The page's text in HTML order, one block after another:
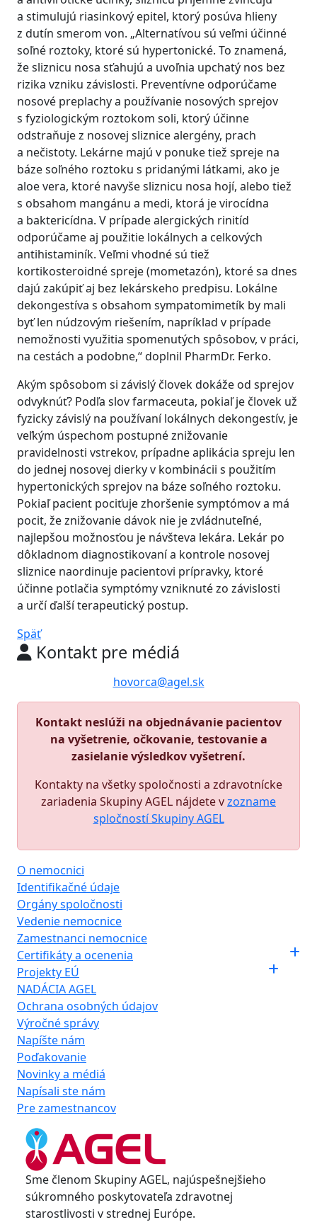
a stimulujú riasinkový epitel, ktorý posúva hlieny
z dutín smerom von. „Alternatívou sú veľmi účinné
soľné roztoky, ktoré sú hypertonické. To znamená,
že sliznicu nosa sťahujú a uvoľnia upchatý nos bez
rizika vzniku závislosti. Preventívne odporúčame
nosové preplachy a používanie nosových sprejov
s fyziologickým roztokom soli, ktorý účinne
odstraňuje z nosovej sliznice alergény, prach
a nečistoty. Lekárne majú v ponuke tiež spreje na
báze soľného roztoku s pridanými látkami, ako je
aloe vera, ktoré navyše sliznicu nosa hojí, alebo tiež
s obsahom mangánu a medi, ktorá je virocídna
a baktericídna. V prípade alergických rinitíd
odporúčame aj použitie lokálnych a celkových
antihistaminík. Veľmi vhodné sú tiež
kortikosteroidné spreje (mometazón), ktoré sa dnes
dajú zakúpiť aj bez lekárskeho predpisu. Lokálne
dekongestíva s obsahom sympatomimetík by mali
byť len núdzovým riešením, napríklad v prípade
nemožnosti využitia spomenutých spôsobov, v práci,
na cestách a podobne,“ doplnil PharmDr. Ferko.
Akým spôsobom si závislý človek dokáže od sprejov
odvyknúť? Podľa slov farmaceuta, pokiaľ je človek už
fyzicky závislý na používaní lokálnych dekongestív, je
veľkým úspechom postupné znižovanie
pravidelnosti vstrekov, prípadne aplikácia spreju len
do jednej nosovej dierky v kombinácii s použitím
hypertonických sprejov na báze soľného roztoku.
Pokiaľ pacient pociťuje zhoršenie symptómov a má
pocit, že znižovanie dávok nie je zvládnuteľné,
najlepšou možnosťou je návšteva lekára. Lekár po
dôkladnom diagnostikovaní a kontrole nosovej
sliznice naordinuje pacientovi prípravky, ktoré
účinne potlačia symptómy vzniknuté zo závislosti
a určí ďalší terapeutický postup.
Späť
Kontakt pre médiá
hovorca@agel.sk
Kontakt neslúži na objednávanie pacientov
na vyšetrenie, očkovanie, testovanie a
zasielanie výsledkov vyšetrení.
Kontakty na všetky spoločnosti a zdravotnícke
zariadenia Skupiny AGEL nájdete vzozname
spločností Skupiny AGEL
O nemocnici
Identifikačné údaje
Orgány spoločnosti
Vedenie nemocnice
Zamestnanci nemocnice
Certifikáty a ocenenia
Projekty EÚ
NADÁCIA AGEL
Ochrana osobných údajov
Výročné správy
Napíšte nám
Poďakovanie
Novinky a médiá
Napísali ste nám
Pre zamestnancov
Sme členom Skupiny AGEL, najúspešnejšieho
súkromného poskytovateľa zdravotnej
starostlivosti v strednej Európe.